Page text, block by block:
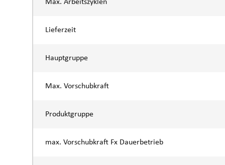
Max. Arbeitszyklen
Lieferzeit
Hauptgruppe
Max. Vorschubkraft
Produktgruppe
max. Vorschubkraft Fx Dauerbetrieb